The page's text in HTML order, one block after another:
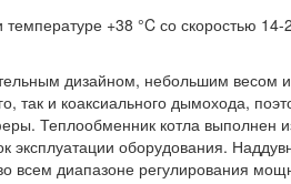
+38 °C со скоростью
дизайном, небольшим весом
так и коаксиального дымохода,
Теплообменник котла выполнен
эксплуатации оборудования.
всем диапазоне регулирования